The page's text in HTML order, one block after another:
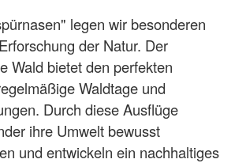
legen wir besonderen
der Natur. Der
Wald bietet den perfekten
Waldtage und
Durch diese Ausflüge
ihre Umwelt bewusst
und entwickeln ein nachhaltiges